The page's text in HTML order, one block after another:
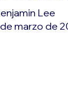
Lee
de marzo de